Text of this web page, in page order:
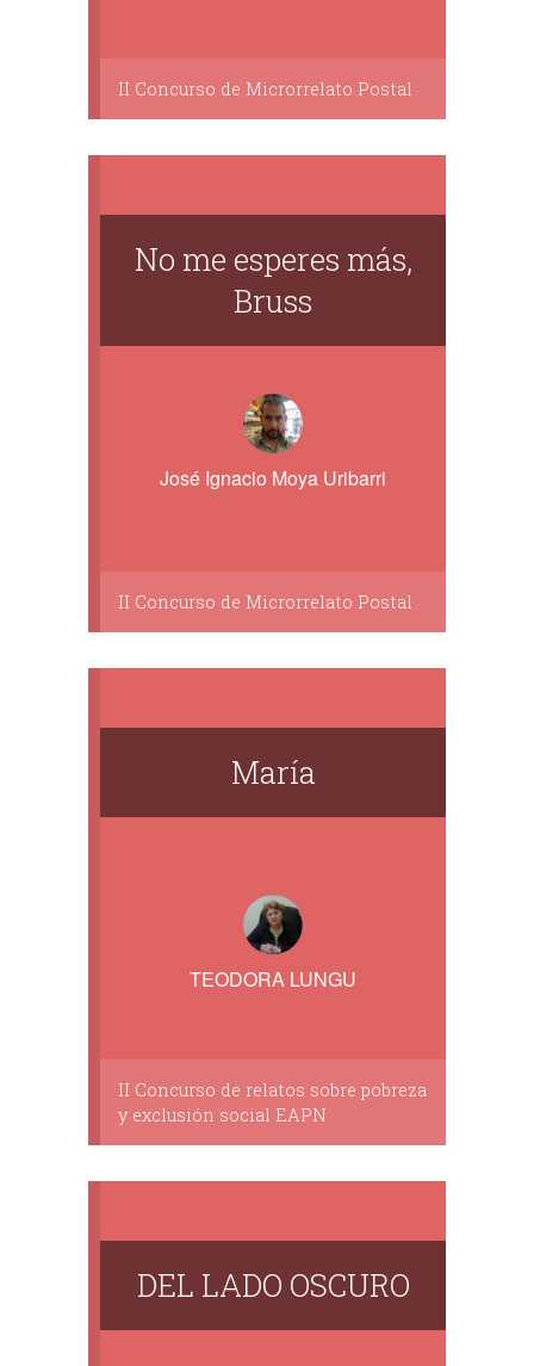
II Concurso de Microrrelato Postal
No me esperes más,
Bruss
José Ignacio Moya Uribarri
II Concurso de Microrrelato Postal
María
TEODORA LUNGU
II Concurso de relatos sobre pobreza
y exclusión social EAPN
DEL LADO OSCURO